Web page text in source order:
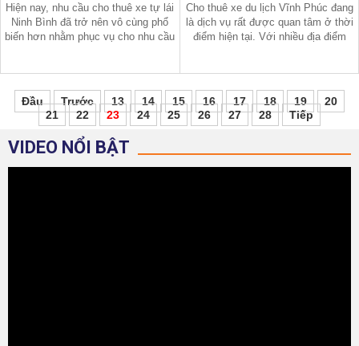
Hiện nay, nhu cầu cho thuê xe tự lái
Ninh Bình đã trở nên vô cùng phổ
biến hơn nhằm phục vụ cho nhu cầu
Cho thuê xe du lịch Vĩnh Phúc đang
là dịch vụ rất được quan tâm ở thời
điểm hiện tại. Với nhiều địa điểm
Đầu Trước 13 14 15 16 17 18 19
20
21
22 23 24 25 26 27 28 Tiếp
VIDEO NỔI BẬT